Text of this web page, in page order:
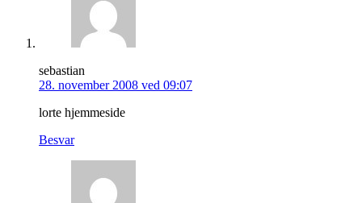
sebastian
28. november 2008 ved 09:07
lorte hjemmeside
Besvar